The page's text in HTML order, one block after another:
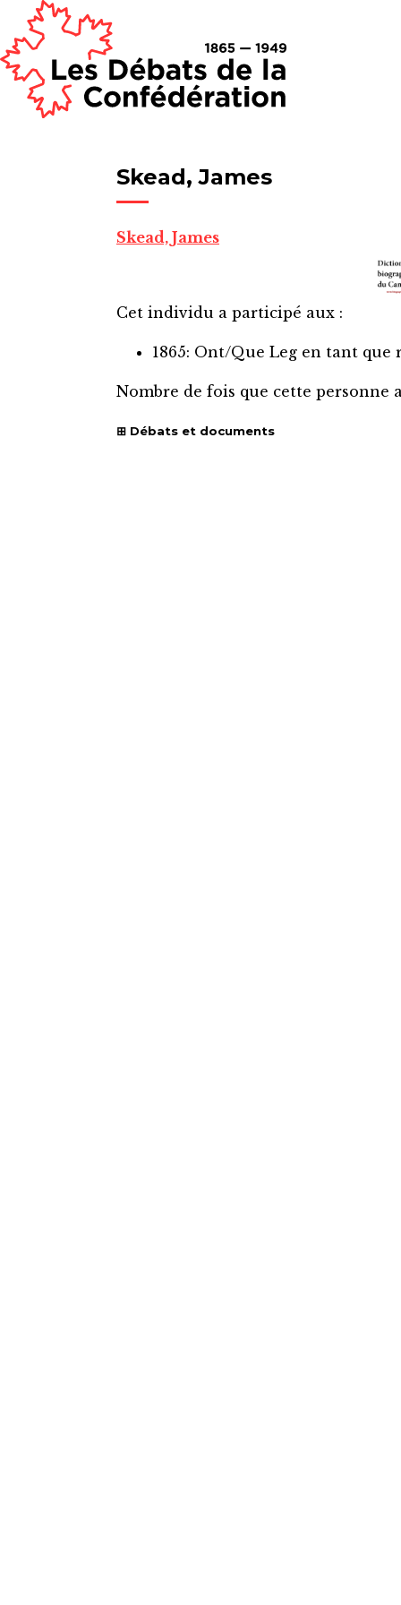
Skead, James
Skead, James
Cet individu a participé aux :
1865: Ont/Que Leg en tant que
Nombre de fois que cette personne
Débats et documents